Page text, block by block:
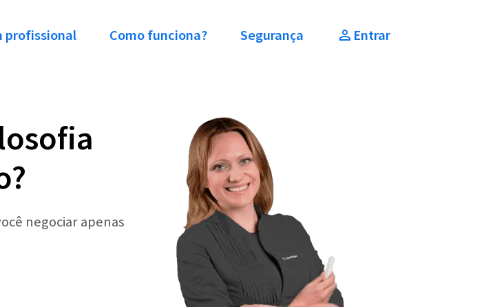
profissional Como funciona? Segurança Entrar
negociar apenas